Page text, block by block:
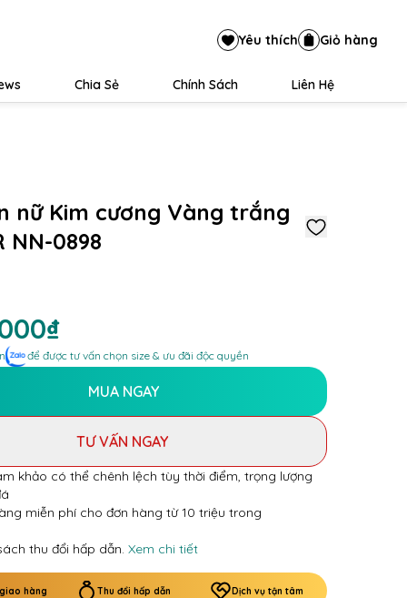
Yêu thích Giỏ hàng
Chia Sẻ Chính Sách Liên Hệ
nữ Kim cương Vàng trắng
NN-0898
để được tư vấn chọn size & ưu đãi độc quyền
MUA NGAY
TƯ VẤN NGAY
khảo có thể chênh lệch tùy thời điểm, trọng lượng
miễn phí cho đơn hàng từ 10 triệu trong
thu đổi hấp dẫn. Xem chi tiết
hàng Thu đổi hấp dẫn Dịch vụ tận tâm